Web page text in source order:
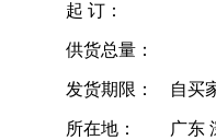
起 订：
供货总量：
发货期限： 自买
所在地： 广东